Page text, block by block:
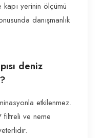
kapı yerinin ölçümü
danışmanlık
deniz
etkilenmez.
filtreli ve neme